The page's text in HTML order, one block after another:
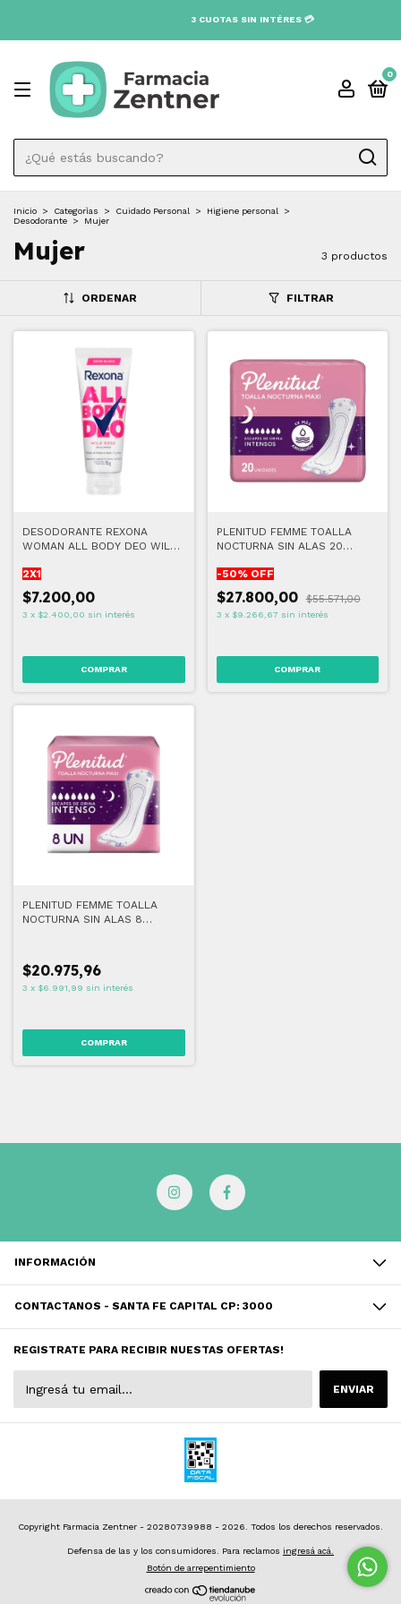
3 CUOTAS SIN INTÉRES 💳
0
Inicio > Categorìas > Cuidado Personal > Higiene personal
>
Desodorante
> Mujer
Mujer 3 productos
ORDENAR FILTRAR
DESODORANTE REXONA
WOMAN ALL BODY DEO WILD
2X1
$7.200,00
3 x $2.400,00 sin interés
PLENITUD FEMME TOALLA
NOCTURNA SIN ALAS 20
-50% OFF
$27.800,00 $55.571,00
3 x $9.266,67 sin interés
PLENITUD FEMME TOALLA
NOCTURNA SIN ALAS 8
$20.975,96
3 x $6.991,99 sin interés
INFORMACIÓN
CONTACTANOS - SANTA FE CAPITAL CP: 3000
REGISTRATE PARA RECIBIR NUESTAS OFERTAS!
Copyright Farmacia Zentner - 20280739988 - 2026. Todos los derechos reservados.
Defensa de las y los consumidores. Para reclamos ingresá acá.
Botón de arrepentimiento